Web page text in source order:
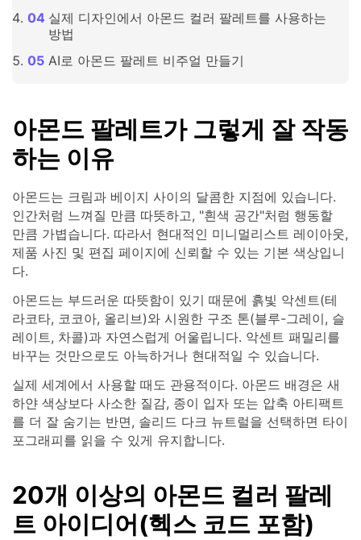
실제 디자인에서 아몬드 컬러 팔레트를 사용하는
방법
AI로 아몬드 팔레트 비주얼 만들기
아몬드 팔레트가 그렇게 잘 작동
하는 이유
아몬드는 크림과 베이지 사이의 달콤한 지점에 있습니다.
인간처럼 느껴질 만큼 따뜻하고, "흰색 공간"처럼 행동할
만큼 가볍습니다. 따라서 현대적인 미니멀리스트 레이아웃,
제품 사진 및 편집 페이지에 신뢰할 수 있는 기본 색상입니
다.
아몬드는 부드러운 따뜻함이 있기 때문에 흙빛 악센트(테
라코타, 코코아, 올리브)와 시원한 구조 톤(블루-그레이, 슬
레이트, 차콜)과 자연스럽게 어울립니다. 악센트 패밀리를
바꾸는 것만으로도 아늑하거나 현대적일 수 있습니다.
실제 세계에서 사용할 때도 관용적이다. 아몬드 배경은 새
하얀 색상보다 사소한 질감, 종이 입자 또는 압축 아티팩트
를 더 잘 숨기는 반면, 솔리드 다크 뉴트럴을 선택하면 타이
포그래피를 읽을 수 있게 유지합니다.
20개 이상의 아몬드 컬러 팔레
트 아이디어(헥스 코드 포함)